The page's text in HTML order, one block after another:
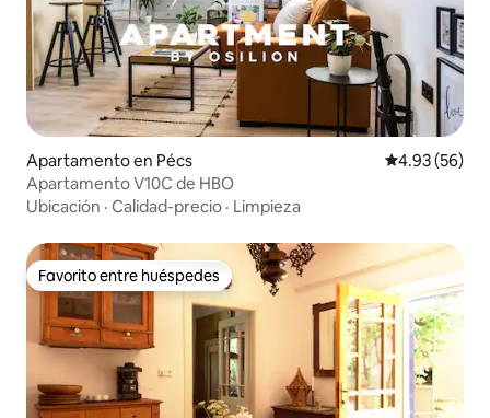
Apartamento en Pécs Calificación
4.93 (56)
Apartamento V10C de HBO
Ubicación · Calidad-precio · Limpieza
Favorito entre huéspedes
Favorito entre huéspedes